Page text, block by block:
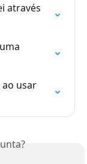
através
ao usar